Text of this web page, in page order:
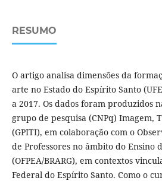
RESUMO
O artigo analisa dimensões da
arte no Estado do Espírito Santo
a 2017. Os dados foram produzidos
grupo de pesquisa (CNPq) Imagem,
(GPITI), em colaboração com o
de Professores no âmbito do Ensino
(OFPEA/BRARG), em contextos
Federal do Espírito Santo. Como o